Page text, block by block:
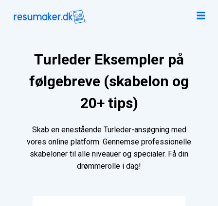
Turleder Eksempler på
følgebreve (skabelon og
20+ tips)
Skab en enestående Turleder-ansøgning med
vores online platform. Gennemse professionelle
skabeloner til alle niveauer og specialer. Få din
drømmerolle i dag!